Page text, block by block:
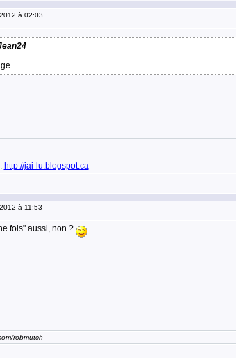
à 02:03
http://jai-lu.blogspot.ca
à 11:53
fois" aussi, non ?
robmutch